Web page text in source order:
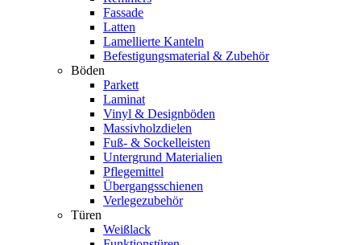
Fassade
Latten
Lamellierte Kanteln
Befestigungsmaterial & Zubehör
Böden
Parkett
Laminat
Vinyl & Designböden
Massivholzdielen
Fuß- & Sockelleisten
Untergrund Materialien
Pflegemittel
Übergangsschienen
Verlegezubehör
Türen
Weißlack